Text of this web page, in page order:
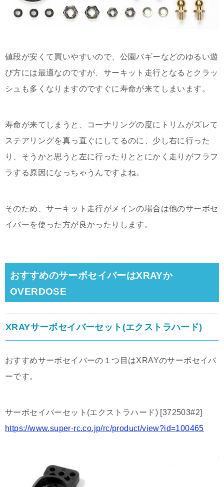
値段が安くて買いやすいので、公園バギーなどのゆるい遊
び方には最適なのですが、サーキット走行となるとクラッ
シュも多くなりますのですぐに寿命が来てしまいます。
寿命が来てしまうと、コーナリングの度にトリムがズレて
ステアリングを真っ直ぐにしてるのに、少し右に行った
り、そうかと思うと左に行ったりととにかく走りがフラフ
ラする原因になっちゃうんですよね。
そのため、サーキット走行がメインの場合は他のサーボセ
イバーを使った方が良かったりします。
おすすめのサーボセイバーはXRAYか
OVERDOSE
XRAYサーボセイバーセット(エクストラハード)
おすすめサーボセイバーの１つ目はXRAYのサーボセイバ
ーです。
サーボセイバーセット(エクストラハード) [372503#2]
https://www.super-rc.co.jp/rc/product/view?id=100465